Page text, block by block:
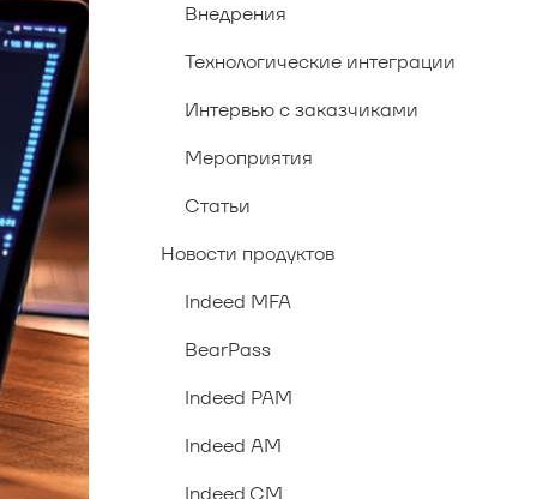
Внедрения
Технологические интеграции
Интервью с заказчиками
Мероприятия
Статьи
Новости продуктов
Indeed MFA
BearPass
Indeed PAM
Indeed AM
Indeed CM